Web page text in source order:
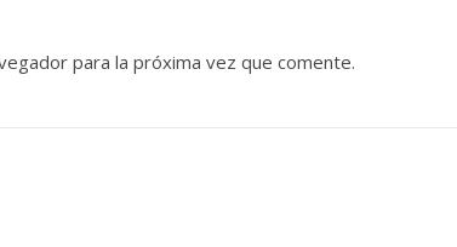
para la próxima vez que comente.